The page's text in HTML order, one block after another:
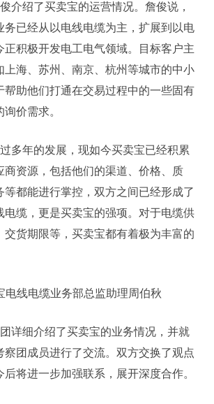
介绍了买卖宝的运营情况。詹俊说，
务已经从以电线电缆为主，扩展到以电
正积极开发电工电气领域。目标客户主
上海、苏州、南京、杭州等城市的中小
帮助他们打通在交易过程中的一些固有
价需求。
多年的发展，现如今买卖宝已经积累
商资源，包括他们的渠道、价格、质
等都能进行掌控，双方之间已经形成了
电缆，更是买卖宝的强项。对于电缆供
交货期限等，买卖宝都有着极为丰富的
电线电缆业务部总监助理周伯秋
详细介绍了买卖宝的业务情况，并就
察团成员进行了交流。双方交换了观点
将进一步加强联系，展开深度合作。